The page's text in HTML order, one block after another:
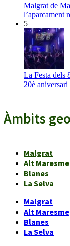
Malgrat de
l’aparcament
5
La Festa dels
20è aniversari
Àmbits
Malgrat
Alt Maresme
Blanes
La Selva
Malgrat
Alt Maresme
Blanes
La Selva